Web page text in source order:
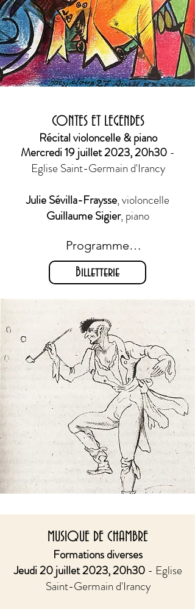
españolas
De Falla, Danza ritual del
fuego
--------
Granados, Danzas españolas
Serrano, La Alegría del batallón
Turina, Mélodies choisies
CONTES ET LEGENDES
Récital violoncelle & piano
Mercredi 19 juillet 2023, 20h30 -
Eglise Saint-Germain d'Irancy
Julie Sévilla-Fraysse, violoncelle
Guillaume Sigier, piano
Programme
Medtner, Deux Skazki op. 20
Schumann, Kreisleriana op. 16
--------
Grieg, Il était une fois op. 71
n°1 & Fantôme op. 62 n°5
Janacek, Pohadka
Popper, Rhapsodie hongroise
Pärt, Spiegel im Spiegel
Grieg, Marche des trolls op. 54
n°3
Billetterie
MUSIQUE DE CHAMBRE
Formations diverses
Jeudi 20 juillet 2023, 20h30- Eglise
Saint-Germain d'Irancy